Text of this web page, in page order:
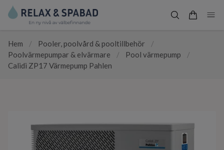
Hem / Pooler, poolvård & pooltillbehör
/
Poolvärmepumpar & elvärmare
/ Pool värmepump
/
Calidi ZP17 Värmepump Pahlen